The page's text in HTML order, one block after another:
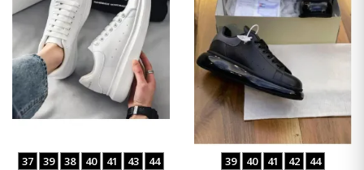
37 39 38 40 41 43
44
39 40 41 42 44